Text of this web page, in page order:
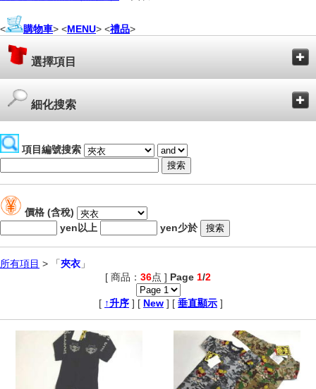
< 購物車> <MENU> <禮品>
選擇項目
細化搜索
項目編號搜索
價格 (含稅)
yen以上
yen少於
所有項目 > 「夾衣 」
[ 商品： 36点 ] Page 1/2
[ ↑升序 ] [ New ] [ 垂直顯示 ]